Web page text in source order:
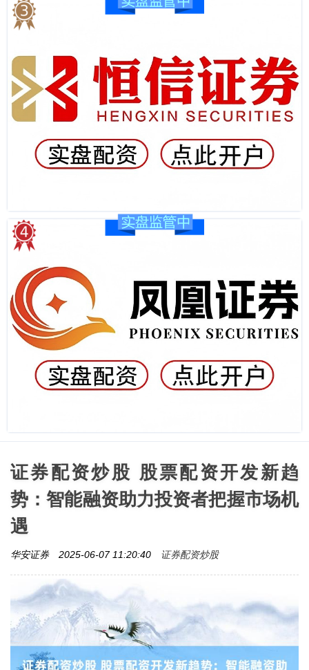
证券配资炒股 股票配资开发新趋
势：智能融资助力投资者把握市场机
遇
华安证券 2025-06-07 11:20:40 证券配资炒股